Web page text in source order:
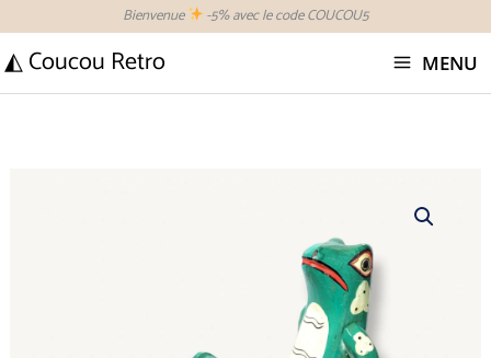
contenu
Bienvenue -5% avec le code COUCOU5
◭ Coucou Retro MENU